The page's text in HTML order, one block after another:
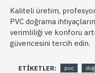
Kaliteli üretim,
PVC doğrama
verimliliği ve konforu
güvencesini tercih edin.
ETIKETLER: pvc